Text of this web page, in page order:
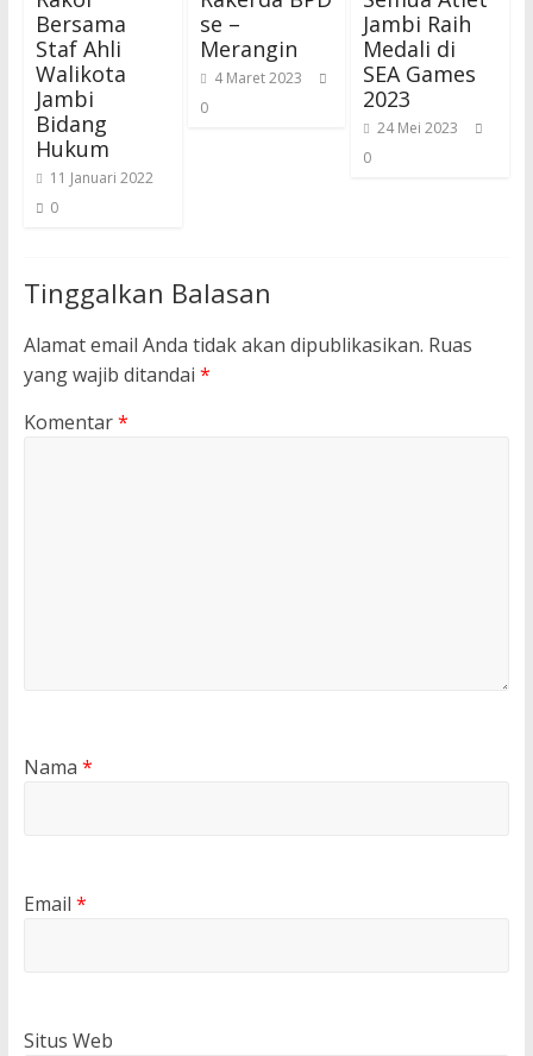
Bersama
Staf Ahli
Walikota
Jambi
Bidang
Hukum
11 Januari 2022
0
se –
Merangin
4 Maret 2023
0
Jambi Raih
Medali di
SEA Games
2023
24 Mei 2023
0
Tinggalkan Balasan
Alamat email Anda tidak akan dipublikasikan. Ruas
yang wajib ditandai *
Komentar*
Nama *
Email *
Situs Web